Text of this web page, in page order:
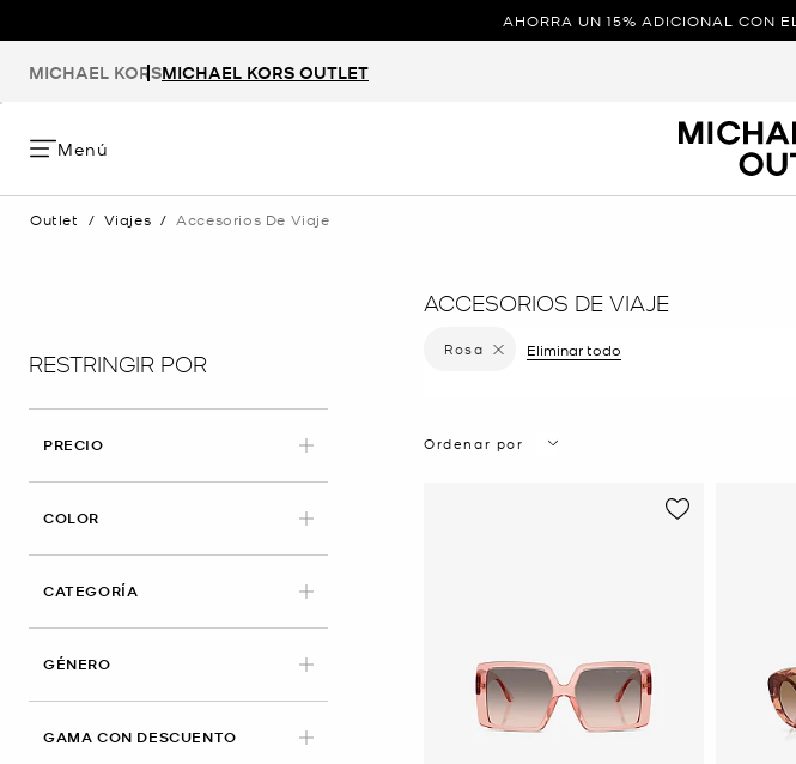
AHORRA UN 15% ADICIONAL CON
MICHAEL KORSMICHAEL KORS OUTLET
Menú
Outlet / Viajes / Accesorios De Viaje
RESTRINGIR POR
PRECIO
COLOR
CATEGORÍA
GÉNERO
GAMA CON DESCUENTO
ACCESORIOS DE VIAJE
Eliminar filtro Actualmente restringido
Rosa Eliminar todo
Ordenar por